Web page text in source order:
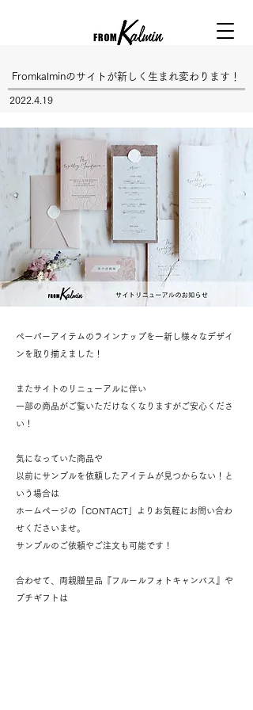
Fromkalminのサイトが新しく生まれ変わります！
2022.4.19
ペーパーアイテムのラインナップを一新し様々なデザイ
ンを取り揃えました！
またサイトのリニューアルに伴い
一部の商品がご覧いただけなくなりますがご安心くださ
い！
気になっていた商品や
以前にサンプルを依頼したアイテムが見つからない！と
いう場合は
ホームページの「CONTACT」よりお気軽にお問い合わ
せくださいませ。
サンプルのご依頼やご注文も可能です！
合わせて、両親贈呈品『フルールフォトキャンバス』や
プチギフトは